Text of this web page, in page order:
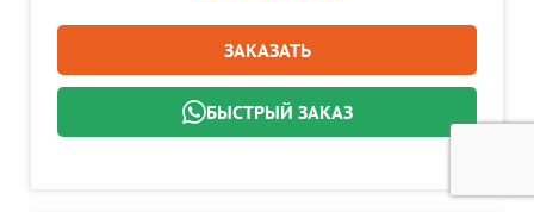
ЗАКАЗАТЬ
БЫСТРЫЙ ЗАКАЗ